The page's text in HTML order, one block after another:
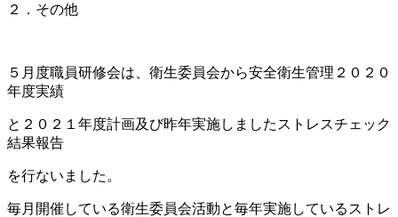
２．その他
５月度職員研修会は、衛生委員会から安全衛生管理２０２０
年度実績
と２０２１年度計画及び昨年実施しましたストレスチェック
結果報告
を行ないました。
毎月開催している衛生委員会活動と毎年実施しているストレ